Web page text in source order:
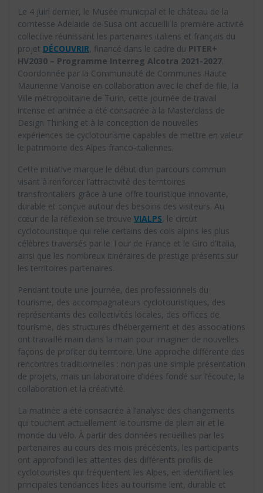
Le 4 juin dernier, le Musée municipal et le château de la
comtesse Adelaide de Susa ont accueilli la première activité
collective réunissant les partenaires italiens et français du
projet DÉCOUVRIR, financé dans le cadre du PITER+
HV2030 – Programme Interreg Alcotra 2021-2027.
Coordonnée par la Communauté de Communes Haute
Maurienne Vanoise en collaboration avec le chef de file, la
Ville métropolitaine de Turin, cette journée de travail
intense et animée a été consacrée à la Masterclass de
Design Thinking et à la conception de nouvelles
expériences de cyclotourisme capables de mettre en valeur
le patrimoine des Alpes franco-italiennes.
Cette initiative marque le début d’un parcours commun
visant à renforcer l’attractivité des territoires
transfrontaliers grâce à une offre touristique innovante,
durable et conçue autour des besoins des visiteurs. Au
cœur de la réflexion se trouve VIALPS, le circuit
cyclotouristique qui relie certains des cols alpins les plus
célèbres traversés par le Tour de France et le Giro d’Italia,
ainsi que les nombreux itinéraires de prestige présents sur
les territoires partenaires.
Pendant toute une journée, des professionnels du
tourisme, des accompagnateurs cyclotouristiques, des
représentants des collectivités locales, des offices de
tourisme, des structures d’hébergement et des associations
ont travaillé main dans la main pour imaginer de nouvelles
façons de profiter du territoire. Une approche différente des
rencontres traditionnelles : non pas une simple présentation
de projets, mais un laboratoire d’idées fondé sur l’écoute, la
collaboration et la créativité.
La matinée a été consacrée à l’analyse des changements
qui touchent actuellement le tourisme de plein air et le
monde du vélo. À partir des données recueillies par les
partenaires au cours des mois précédents, les participants
ont approfondi les attentes des différents profils de
cyclotouristes qui fréquentent les Alpes, en identifiant les
principales tendances liées au tourisme lent, durable et